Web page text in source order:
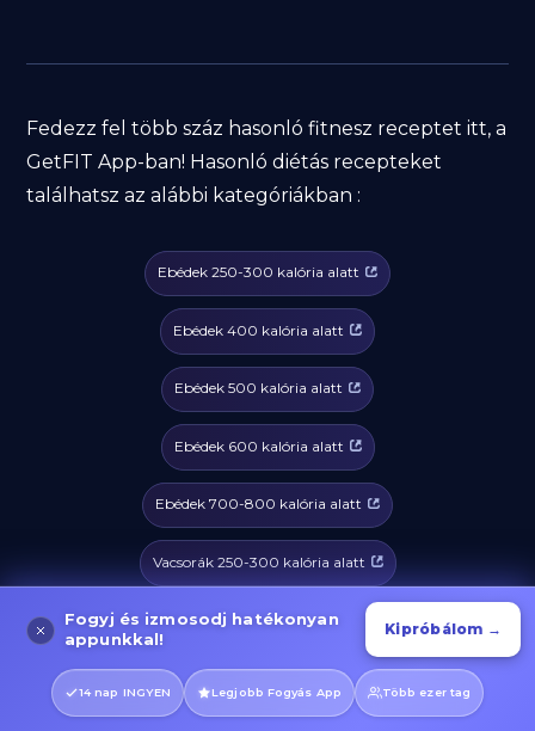
Fedezz fel több száz hasonló fitnesz receptet itt, a
GetFIT App-ban! Hasonló diétás recepteket
találhatsz az alábbi kategóriákban :
Ebédek 250-300 kalória alatt
Ebédek 400 kalória alatt
Ebédek 500 kalória alatt
Ebédek 600 kalória alatt
Ebédek 700-800 kalória alatt
Vacsorák 250-300 kalória alatt
Vacsorák 400 kalória alatt
Vacsorák 500 kalória alatt
Fogyj és izmosodj hatékonyan
appunkkal!
Kipróbálom →
14 nap INGYEN Legjobb Fogyás App Több ezer tag